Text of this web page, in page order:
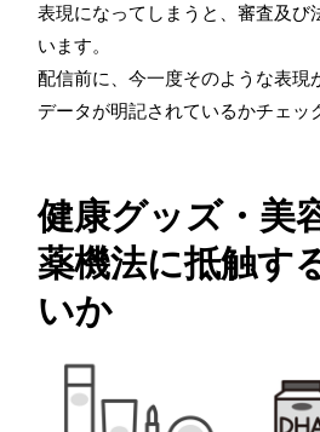
表現になってしまうと、審査及び
います。
配信前に、今一度そのような表現
データが明記されているかチェッ
健康グッズ・美
薬機法に抵触す
いか